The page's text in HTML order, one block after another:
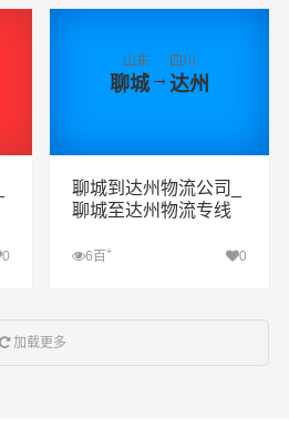
查看详细
0
山东
聊城→
四川
达州
聊城到达州物流公司_
聊城至达州物流专线
6百+ 0
加载更多